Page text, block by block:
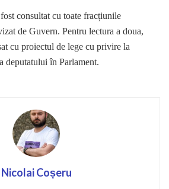
consultat cu toate fracțiunile
de Guvern. Pentru lectura a doua,
cu proiectul de lege cu privire la
deputatului în Parlament.
Nicolai Coșeru